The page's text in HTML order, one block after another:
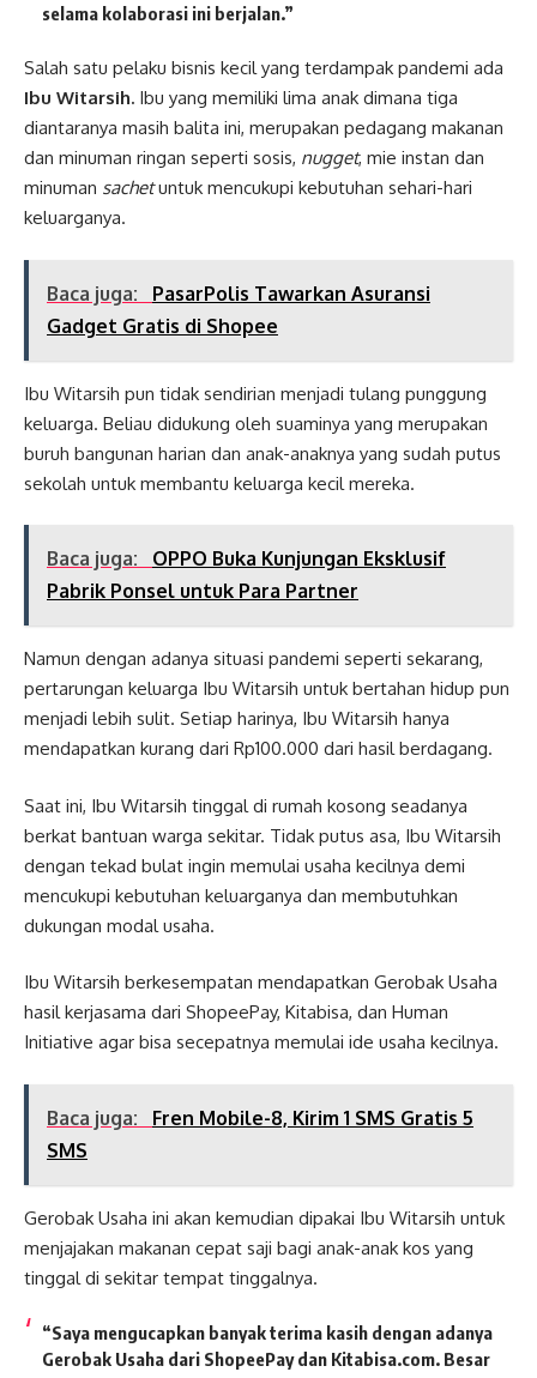
selama kolaborasi ini berjalan.”
Salah satu pelaku bisnis kecil yang terdampak pandemi ada
Ibu Witarsih. Ibu yang memiliki lima anak dimana tiga
diantaranya masih balita ini, merupakan pedagang makanan
dan minuman ringan seperti sosis, nugget, mie instan dan
minuman sachetuntuk mencukupi kebutuhan sehari-hari
keluarganya.
Baca juga:
PasarPolis Tawarkan Asuransi
Gadget Gratis di Shopee
Ibu Witarsih pun tidak sendirian menjadi tulang punggung
keluarga. Beliau didukung oleh suaminya yang merupakan
buruh bangunan harian dan anak-anaknya yang sudah putus
sekolah untuk membantu keluarga kecil mereka.
Baca juga:
OPPO Buka Kunjungan Eksklusif
Pabrik Ponsel untuk Para Partner
Namun dengan adanya situasi pandemi seperti sekarang,
pertarungan keluarga Ibu Witarsih untuk bertahan hidup pun
menjadi lebih sulit. Setiap harinya, Ibu Witarsih hanya
mendapatkan kurang dari Rp100.000 dari hasil berdagang.
Saat ini, Ibu Witarsih tinggal di rumah kosong seadanya
berkat bantuan warga sekitar. Tidak putus asa, Ibu Witarsih
dengan tekad bulat ingin memulai usaha kecilnya demi
mencukupi kebutuhan keluarganya dan membutuhkan
dukungan modal usaha.
Ibu Witarsih berkesempatan mendapatkan Gerobak Usaha
hasil kerjasama dari ShopeePay, Kitabisa, dan Human
Initiative agar bisa secepatnya memulai ide usaha kecilnya.
Baca juga:
Fren Mobile-8, Kirim 1 SMS Gratis 5
SMS
Gerobak Usaha ini akan kemudian dipakai Ibu Witarsih untuk
menjajakan makanan cepat saji bagi anak-anak kos yang
tinggal di sekitar tempat tinggalnya.
“Saya mengucapkan banyak terima kasih dengan adanya
Gerobak Usaha dari ShopeePay dan Kitabisa.com. Besar